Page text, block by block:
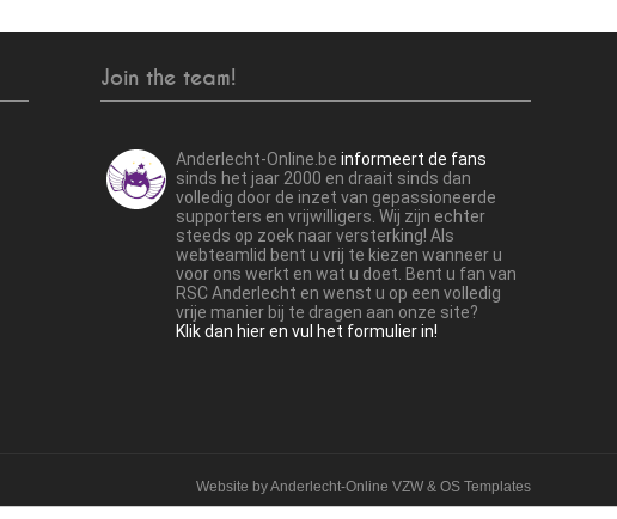
Join the team!
Anderlecht-Online.be informeert de fans
sinds het jaar 2000 en draait sinds dan
volledig door de inzet van gepassioneerde
supporters en vrijwilligers. Wij zijn echter
steeds op zoek naar versterking! Als
webteamlid bent u vrij te kiezen wanneer u
voor ons werkt en wat u doet. Bent u fan van
RSC Anderlecht en wenst u op een volledig
vrije manier bij te dragen aan onze site?
Klik dan hier en vul het formulier in!
Website byAnderlecht-Online VZW & OS Templates